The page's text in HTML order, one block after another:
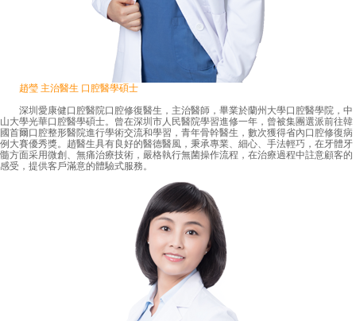
趙瑩 主治醫生 口腔醫學碩士
深圳愛康健口腔醫院口腔修復醫生，主治醫師，畢業於蘭州大學口腔醫學院，中
山大學光華口腔醫學碩士。曾在深圳市人民醫院學習進修一年，曾被集團選派前往韓
國首爾口腔整形醫院進行學術交流和學習，青年骨幹醫生，數次獲得省內口腔修復病
例大賽優秀獎。趙醫生具有良好的醫德醫風，秉承專業、細心、手法輕巧，在牙體牙
髓方面采用微創、無痛治療技術，嚴格執行無菌操作流程，在治療過程中註意顧客的
感受，提供客戶滿意的體驗式服務。